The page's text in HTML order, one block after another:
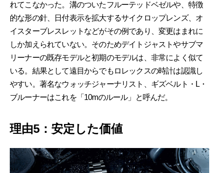
れてこなかった。溝のついたフルーテッドベゼルや、特徴
的な形の針、日付表示を拡大するサイクロップレンズ、オ
イスターブレスレットなどがその例であり、変更はまれに
しか加えられていない。そのためデイトジャストやサブマ
リーナーの既存モデルと初期のモデルは、非常によく似て
いる。結果として遠目からでもロレックスの時計は認識し
やすい。著名なウォッチジャーナリスト、ギズベルト・L・
ブルーナーはこれを「10mのルール」と呼んだ。
理由5：安定した価値